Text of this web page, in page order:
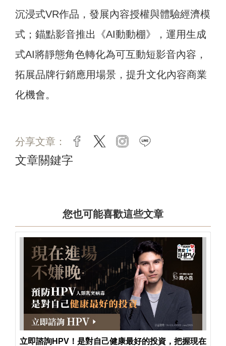
沉浸式VR作品，發展內容授權與體驗經濟模
式；錨點影音推出《AI動動棚》，運用生成
式AI將靜態角色轉化為可互動短影音內容，
拓展品牌行銷應用場景，提升文化內容商業
化機會。
分享文章： facebook
twitter instagram
文章關鍵字
您也可能喜歡這些文章
立即諮詢HPV！是對自己健康最好的投資，把握現在